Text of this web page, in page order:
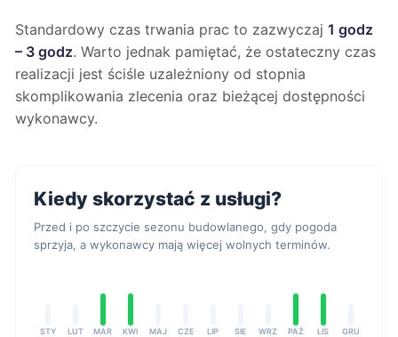
Standardowy czas trwania prac to zazwyczaj 1 godz
– 3 godz. Warto jednak pamiętać, że ostateczny czas
realizacji jest ściśle uzależniony od stopnia
skomplikowania zlecenia oraz bieżącej dostępności
wykonawcy.
Kiedy skorzystać z usługi?
Przed i po szczycie sezonu budowlanego, gdy pogoda
sprzyja, a wykonawcy mają więcej wolnych terminów.
STY LUT MAR KWI MAJ CZE LIP SIE WRZ PAŹ LIS GRU